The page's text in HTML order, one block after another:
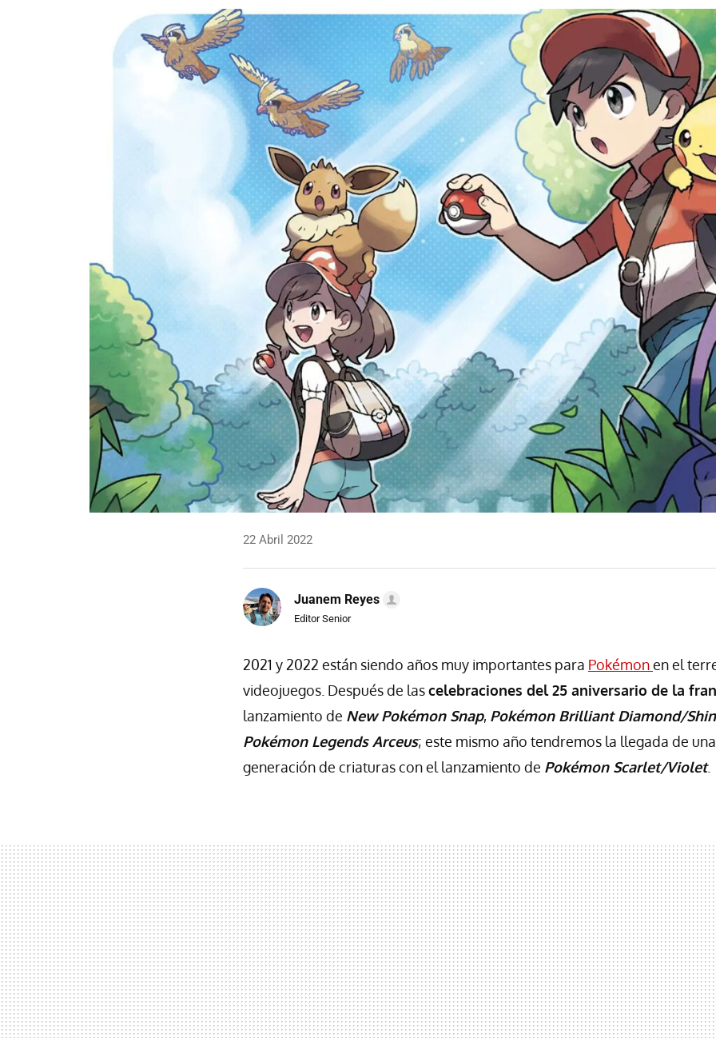
MAIL
22 Abril 2022
Juanem Reyes
Editor Senior
2021 y 2022 están siendo años muy importantes para Pokémonen el
videojuegos. Después de lascelebraciones del 25 aniversario de la
lanzamiento de New Pokémon Snap, Pokémon Brilliant Diamond/
Pokémon Legends Arceus; este mismo año tendremos la llegada de
generación de criaturas con el lanzamiento de Pokémon Scarlet/Violet.